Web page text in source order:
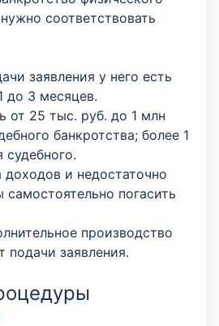
соответствовать
заявления у него есть
до 3 месяцев.
от 25 тыс. руб. до 1 млн
банкротства; более 1
судебного.
доходов и недостаточно
самостоятельно погасить
производство
заявления.